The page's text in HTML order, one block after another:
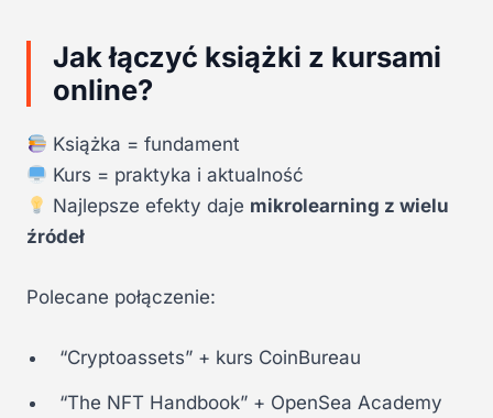
Jak łączyć książki z kursami
online?
Książka = fundament
Kurs = praktyka i aktualność
Najlepsze efekty daje mikrolearning z wielu
źródeł
Polecane połączenie:
“Cryptoassets” + kurs CoinBureau
“The NFT Handbook” + OpenSea Academy